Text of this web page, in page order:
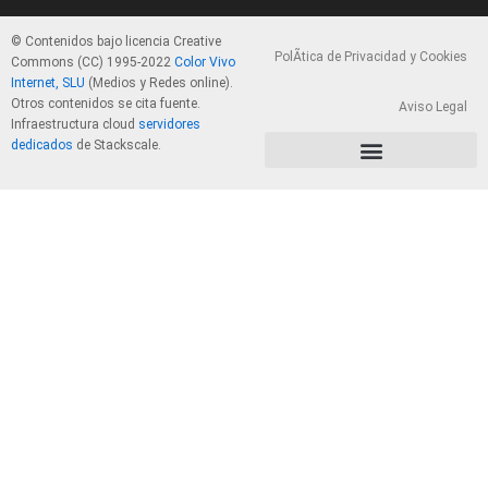
© Contenidos bajo licencia Creative
Commons (CC) 1995-2022 Color Vivo
Internet, SLU (Medios y Redes online).
Otros contenidos se cita fuente.
Infraestructura cloud servidores
dedicados de Stackscale.
PolÃ­tica de Privacidad y Cookies
Aviso Legal